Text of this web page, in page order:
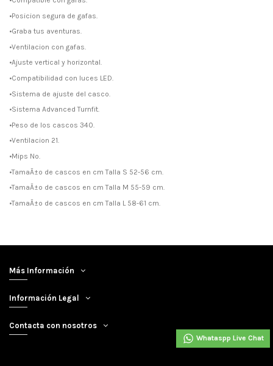
•Posicion segura de gafas.
•Graba tus aventuras.
•Ventilacion con gafas.
•Ajuste vertical y horizontal.
•Compatibilidad con luces LED.
•Sistema de ajuste del casco.
•Sistema Advanced Turnfit.
•Peso de los cascos 340.
•Ventilacion 21.
•Mips No.
•TamaÃ±o de cascos en cm Talla S 52-56 cm.
•TamaÃ±o de cascos en cm Talla M 55-59 cm.
•TamaÃ±o de cascos en cm Talla L 58-61 cm.
Más Información
Información Legal
Contacta con nosotros
Whataspp Live Chat